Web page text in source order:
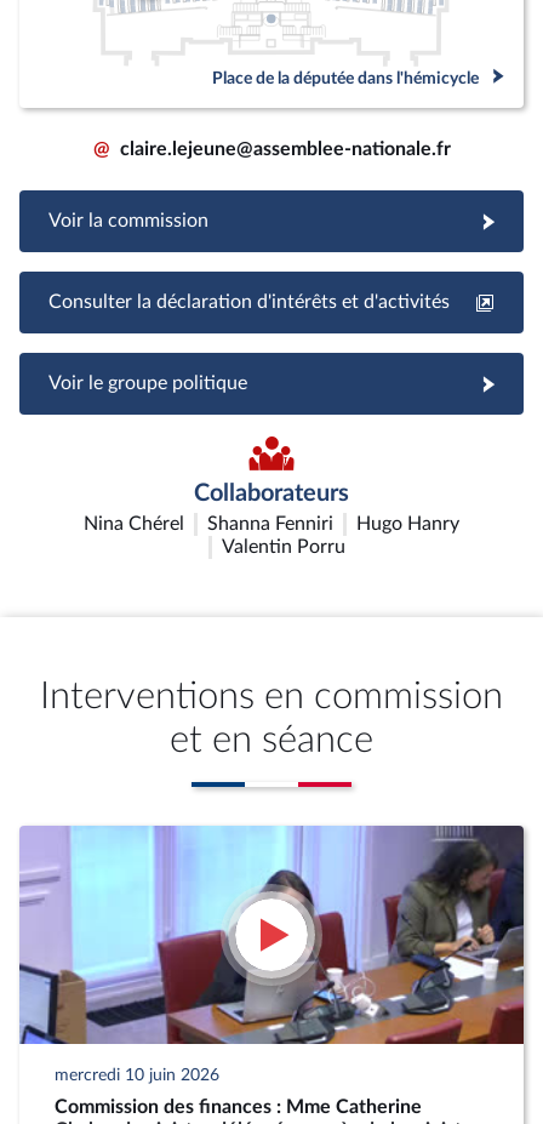
Place de la députée dans l'hémicycle
@ claire.lejeune@assemblee-nationale.fr
Voir la commission
Consulter la déclaration d'intérêts et d'activités
Voir le groupe politique
Collaborateurs
Nina Chérel Shanna Fenniri
Hugo Hanry
Valentin Porru
Interventions en commission
et en séance
mercredi 10 juin 2026
Commission des finances : Mme Catherine